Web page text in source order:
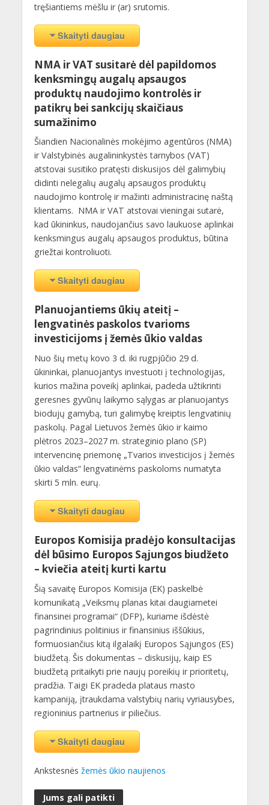
tręšiantiems mėšlu ir (ar) srutomis.
Skaityti daugiau
NMA ir VAT susitarė dėl papildomos
kenksmingų augalų apsaugos
produktų naudojimo kontrolės ir
patikrų bei sankcijų skaičiaus
sumažinimo
Šiandien Nacionalinės mokėjimo agentūros (NMA)
ir Valstybinės augalininkystės tarnybos (VAT)
atstovai susitiko pratęsti diskusijos dėl galimybių
didinti nelegalių augalų apsaugos produktų
naudojimo kontrolę ir mažinti administracinę naštą
klientams. NMA ir VAT atstovai vieningai sutarė,
kad ūkininkus, naudojančius savo laukuose aplinkai
kenksmingus augalų apsaugos produktus, būtina
griežtai kontroliuoti.
Skaityti daugiau
Planuojantiems ūkių ateitį –
lengvatinės paskolos tvarioms
investicijoms į žemės ūkio valdas
Nuo šių metų kovo 3 d. iki rugpjūčio 29 d.
ūkininkai, planuojantys investuoti į technologijas,
kurios mažina poveikį aplinkai, padeda užtikrinti
geresnes gyvūnų laikymo sąlygas ar planuojantys
biodujų gamybą, turi galimybę kreiptis lengvatinių
paskolų. Pagal Lietuvos žemės ūkio ir kaimo
plėtros 2023–2027 m. strateginio plano (SP)
intervencinę priemonę „Tvarios investicijos į žemės
ūkio valdas“ lengvatinėms paskoloms numatyta
skirti 5 mln. eurų.
Skaityti daugiau
Europos Komisija pradėjo konsultacijas
dėl būsimo Europos Sąjungos biudžeto
– kviečia ateitį kurti kartu
Šią savaitę Europos Komisija (EK) paskelbė
komunikatą „Veiksmų planas kitai daugiametei
finansinei programai“ (DFP), kuriame išdėstė
pagrindinius politinius ir finansinius iššūkius,
formuosiančius kitą ilgalaikį Europos Sąjungos (ES)
biudžetą. Šis dokumentas – diskusijų, kaip ES
biudžetą pritaikyti prie naujų poreikių ir prioritetų,
pradžia. Taigi EK pradeda plataus masto
kampaniją, įtraukdama valstybių narių vyriausybes,
regioninius partnerius ir piliečius.
Skaityti daugiau
Ankstesnės žemės ūkio naujienos
Jums gali patikti